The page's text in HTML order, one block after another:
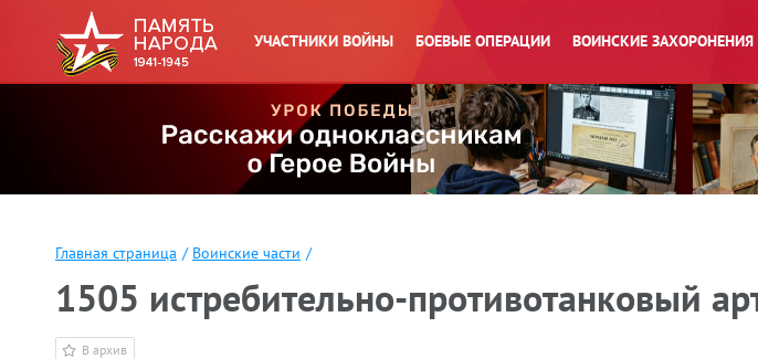
УЧАСТНИКИ ВОЙНЫ БОЕВЫЕ ОПЕРАЦИИ ВОИНСКИЕ ЗАХОРОНЕНИЯ
Главная страница / Воинские части /
1505 истребительно-противотанковый
В архив